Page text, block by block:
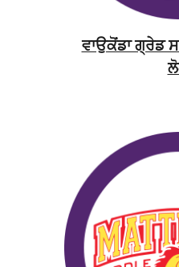
ਵਾਉਕੋਂਡਾ ਗ੍ਰੇਡ